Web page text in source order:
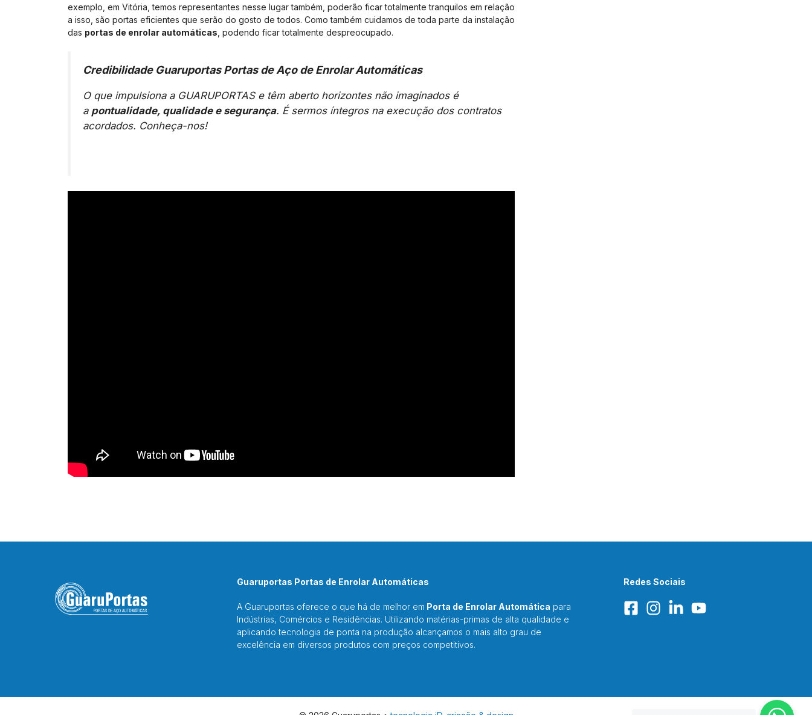
exemplo, em Vitória, temos representantes nesse lugar também, poderão ficar totalmente tranquilos em relação
a isso, são portas eficientes que serão do gosto de todos. Como também cuidamos de toda parte da instalação
das portas de enrolar automáticas , podendo ficar totalmente despreocupado.
Credibilidade Guaruportas Portas de Aço de Enrolar Automáticas
O que impulsiona a GUARUPORTAS e têm aberto horizontes não imaginados é
a pontualidade, qualidade e segurança. É sermos íntegros na execução dos contratos
acordados. Conheça-nos!
Guaruportas Portas de Enrolar Automáticas
A Guaruportas oferece o que há de melhor em Porta de Enrolar Automática para
Indústrias, Comércios e Residências. Utilizando matérias-primas de alta qualidade e
aplicando tecnologia de ponta na produção alcançamos o mais alto grau de
excelência em diversos produtos com preços competitivos.
Redes Sociais